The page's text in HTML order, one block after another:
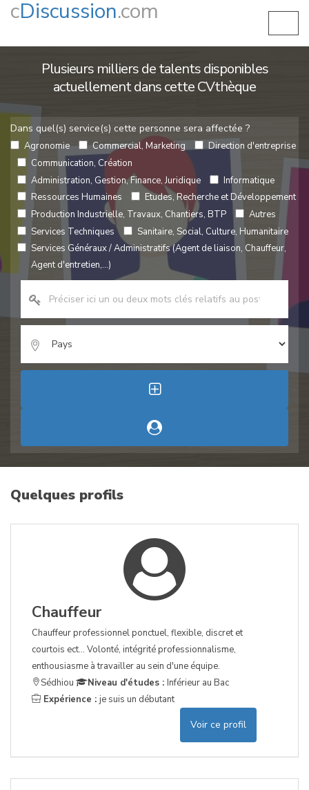
cDiscussion.com
Plusieurs milliers de talents disponibles
actuellement dans cette CVthèque
Dans quel(s) service(s) cette personne sera affectée ?
Agronomie Commercial, Marketing
Direction d'entreprise
Communication, Création
Administration, Gestion, Finance, Juridique
Informatique
Ressources Humaines
Etudes, Recherche et Développement
Production Industrielle, Travaux, Chantiers, BTP
Autres
Services Techniques
Sanitaire, Social, Culture, Humanitaire
Services Généraux / Administratifs (Agent de liaison, Chauffeur,
Agent d'entretien,...)
Quelques profils
Chauffeur
Chauffeur professionnel ponctuel, flexible, discret et
courtois ect... Volonté, intégrité professionnalisme,
enthousiasme à travailler au sein d'une équipe.
Sédhiou
Niveau d'études : Inférieur au Bac
Expérience : je suis un débutant
Voir ce profil